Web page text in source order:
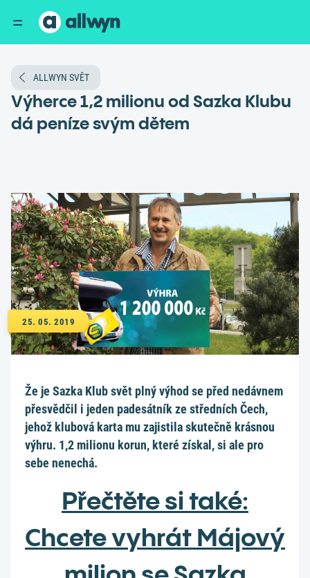
ALLWYN SVĚT
Výherce 1,2 milionu od Sazka Klubu
dá peníze svým dětem
25. 05. 2019
Že je Sazka Klub svět plný výhod se před nedávnem
přesvědčil i jeden padesátník ze středních Čech,
jehož klubová karta mu zajistila skutečně krásnou
výhru. 1,2 milionu korun, které získal, si ale pro
sebe nenechá.
Přečtěte si také:
Chcete vyhrát Májový